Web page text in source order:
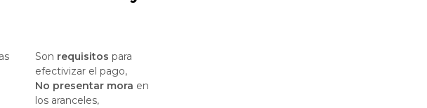
Son requisitos para
efectivizar el pago,
No presentar mora en
los aranceles,